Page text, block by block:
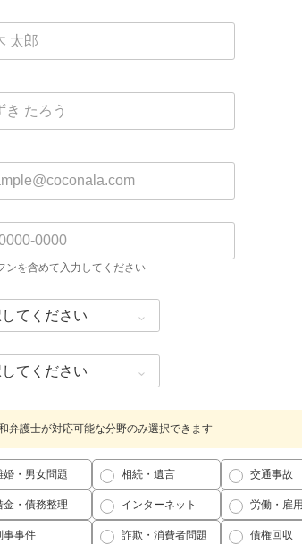
ンを含めて入力してください
弁護士が対応可能な分野のみ選択できます
婚・男女問題 相続・遺言 交通事故
金・債務整理 インターネット 労働・雇
事事件 詐欺・消費者問題 債権回収